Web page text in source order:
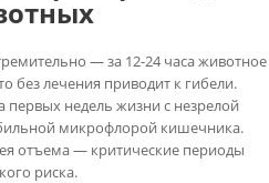
— за 12-24 часа животное
без лечения приводит к гибели.
недель жизни с незрелой
микрофлорой кишечника.
отъема — критические периоды
риска.